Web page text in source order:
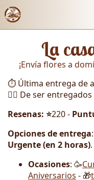
Enlaces de
Contacto
Galería
Cómo Hacer un
Llámanos
La
¡Envía flores a
⏱️ Última entrega de
🏃‍♂️ De ser
Resenas: ⭐220 -
Opciones de entrega
Urgente (en 2 horas).
Ocasiones: 🥳
Aniversarios - 🎁